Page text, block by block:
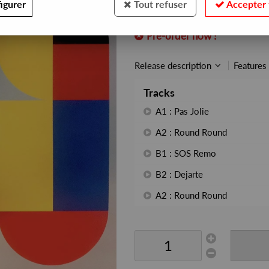
Pre-order now !
Release description Features
Tracks
A1 : Pas Jolie
A2 : Round Round
B1 : SOS Remo
B2 : Dejarte
A2 : Round Round
Tout refuser Accepter